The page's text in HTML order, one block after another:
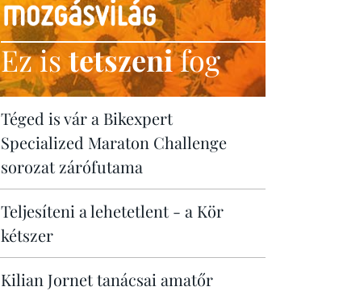
Ez istetszenifog
Téged is vár a Bikexpert
Specialized Maraton Challenge
sorozat zárófutama
Teljesíteni a lehetetlent - a Kör
kétszer
Kilian Jornet tanácsai amatőr